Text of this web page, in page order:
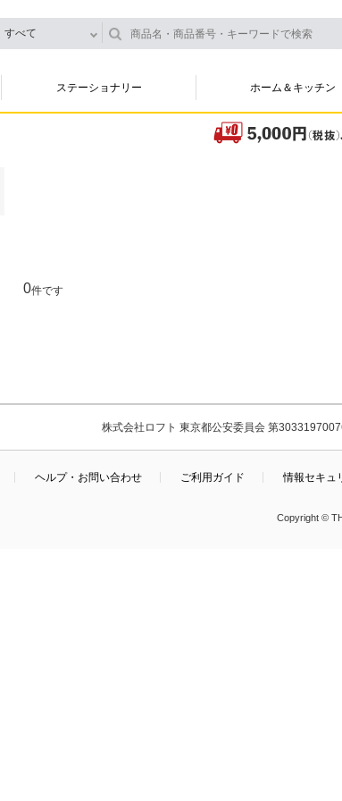
すべて
ステーショナリー ホーム＆キッチン
0件です
株式会社ロフト 東京都公安委員会 第
ヘルプ・お問い合わせ ご利用ガイド 情報セキュ
Copyright ©